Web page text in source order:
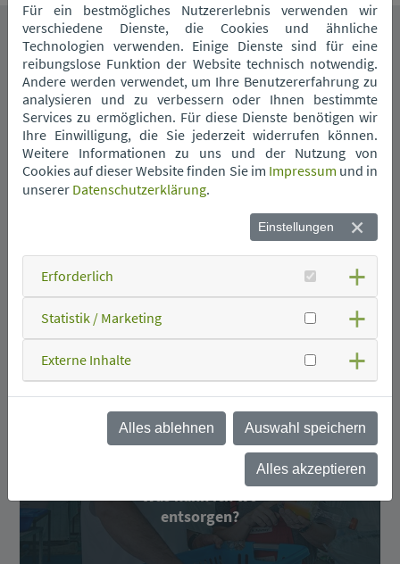
Das könnte Sie auch interessieren.
Was kann ich wo
entsorgen?
Für ein bestmögliches Nutzererlebnis verwenden wir
verschiedene Dienste, die Cookies und ähnliche
Technologien verwenden. Einige Dienste sind für eine
reibungslose Funktion der Website technisch notwendig.
Andere werden verwendet, um Ihre Benutzererfahrung zu
analysieren und zu verbessern oder Ihnen bestimmte
Services zu ermöglichen. Für diese Dienste benötigen wir
Ihre Einwilligung, die Sie jederzeit widerrufen können.
Weitere Informationen zu uns und der Nutzung von
Cookies auf dieser Website finden Sie im Impressum und in
unserer Datenschutzerklärung.
Einstellungen
Erforderlich
Statistik / Marketing
Externe Inhalte
Alles ablehnen Auswahl speichern
Alles akzeptieren